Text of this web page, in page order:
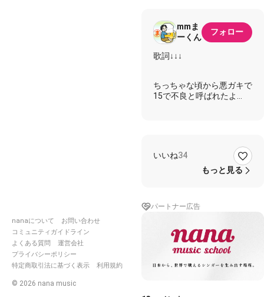
nanaについて
お問い合わせ
コミュニティガイドライン
よくある質問
運営会社
プライバシーポリシー
特定商取引法に基づく表示
利用規約
© 2026 nana music
mmま
ーくん
フォロー
歌詞↓↓↓
ちっちゃな頃から悪ガキで
15で不良と呼ばれたよ
あー わかってくれとは言
そんなに俺が悪いのか
ギザギザハートの子守唄
熱い心をしばられて
夢は机で削られて
卒業式だと言うけれど
何を卒業するのだろう
いいね34
もっと見る
パートナー広告